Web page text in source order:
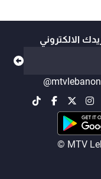
الالكتروني
@mtvlebanon
© MTV